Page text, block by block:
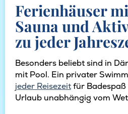
Ferienhäuser
Sauna und
zu jeder
Besonders beliebt sind in
mit Pool. Ein privater
jeder Reisezeitfür Badespaß
Urlaub unabhängig vom